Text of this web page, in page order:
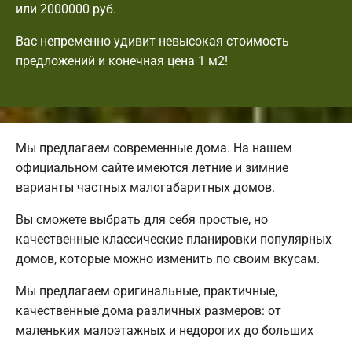
или 2000000 руб.
Вас непременно удивит невысокая стоимость
предложений и конечная цена 1 м2!
Мы предлагаем современные дома. На нашем
официальном сайте имеются летние и зимние
варианты частных малогабаритных домов.
Вы сможете выбрать для себя простые, но
качественные классические планировки популярных
домов, которые можно изменить по своим вкусам.
Мы предлагаем оригинальные, практичные,
качественные дома различных размеров: от
маленьких малоэтажных и недорогих до больших